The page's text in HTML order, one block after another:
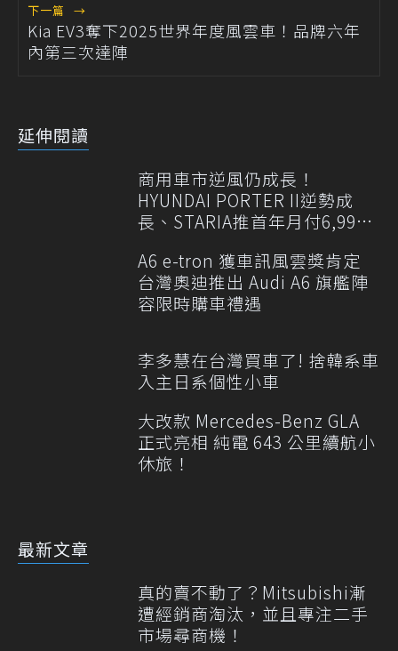
下一篇 →
Kia EV3奪下2025世界年度風雲車！品牌六年
內第三次達陣
延伸閱讀
商用車市逆風仍成長！
HYUNDAI PORTER II逆勢成
長、STARIA推首年月付6,999
A6 e-tron 獲車訊風雲獎肯定
台灣奧迪推出 Audi A6 旗艦陣
容限時購車禮遇
李多慧在台灣買車了! 捨韓系車
入主日系個性小車
大改款 Mercedes-Benz GLA
正式亮相 純電 643 公里續航小
休旅！
最新文章
真的賣不動了？Mitsubishi漸
遭經銷商淘汰，並且專注二手
市場尋商機！